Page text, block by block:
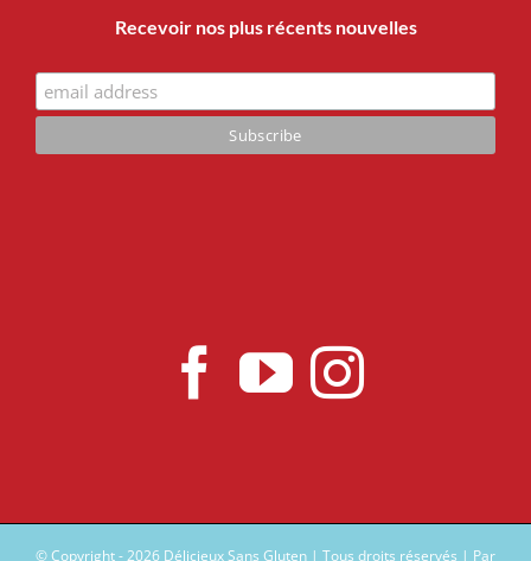
Recevoir nos plus récents nouvelles
© Copyright -2026 Délicieux Sans Gluten | Tous droits réservés | Par